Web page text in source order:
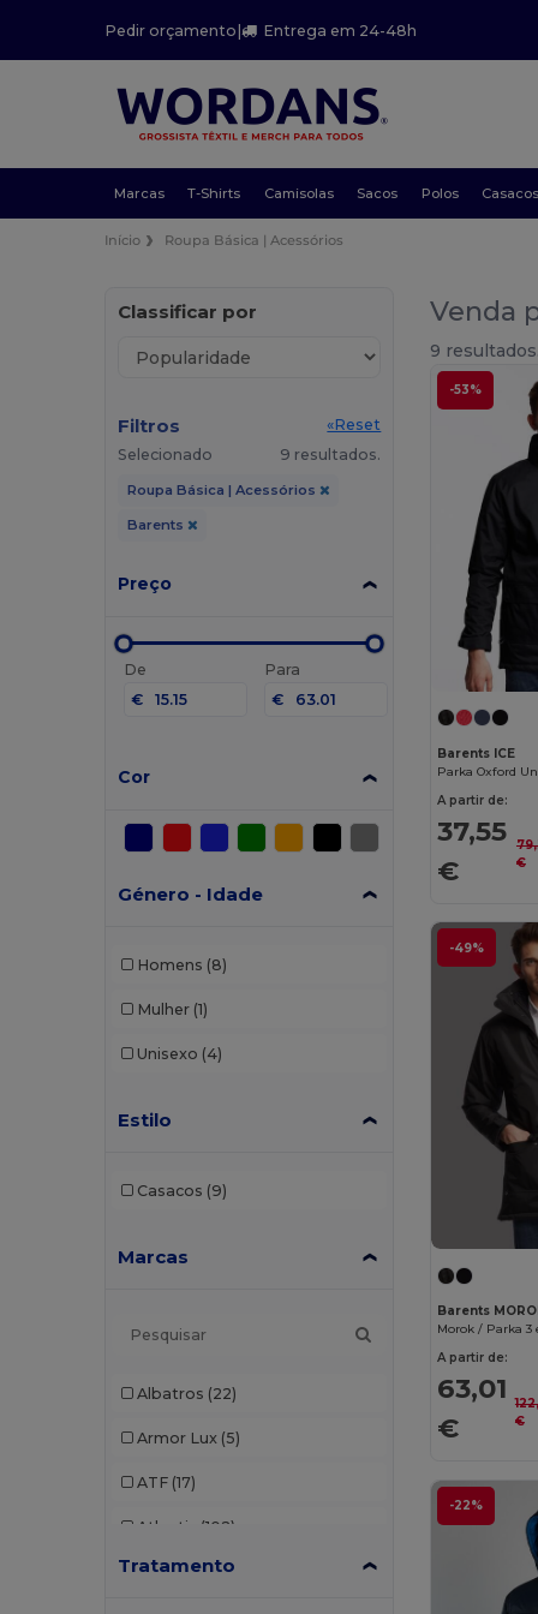
Pedir orçamento| Entrega em 24-48h
Marcas T-Shirts Camisolas Sacos Polos Casacos
Início Roupa Básica | Acessórios
Classificar por
Filtros
«Reset
Selecionado
9 resultados.
Roupa Básica | Acessórios
Barents
Preço
De
€
Para
€
Cor
Género - Idade
Homens (8)
Mulher (1)
Unisexo (4)
Estilo
Casacos (9)
Marcas
Albatros (22)
Armor Lux (5)
ATF (17)
Atlantis (102)
Atlantis Headwear
Tratamento
Venda
9 resultados.
-53%
Barents ICE
A partir de:
37,55
€
€
-49%
Barents
A partir de:
63,01
€
€
-22%